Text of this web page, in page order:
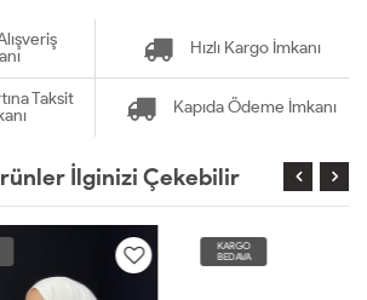
Hızlı Kargo İmkanı
Taksit
Kapıda Ödeme İmkanı
İlginizi Çekebilir
KARGO
BEDAVA